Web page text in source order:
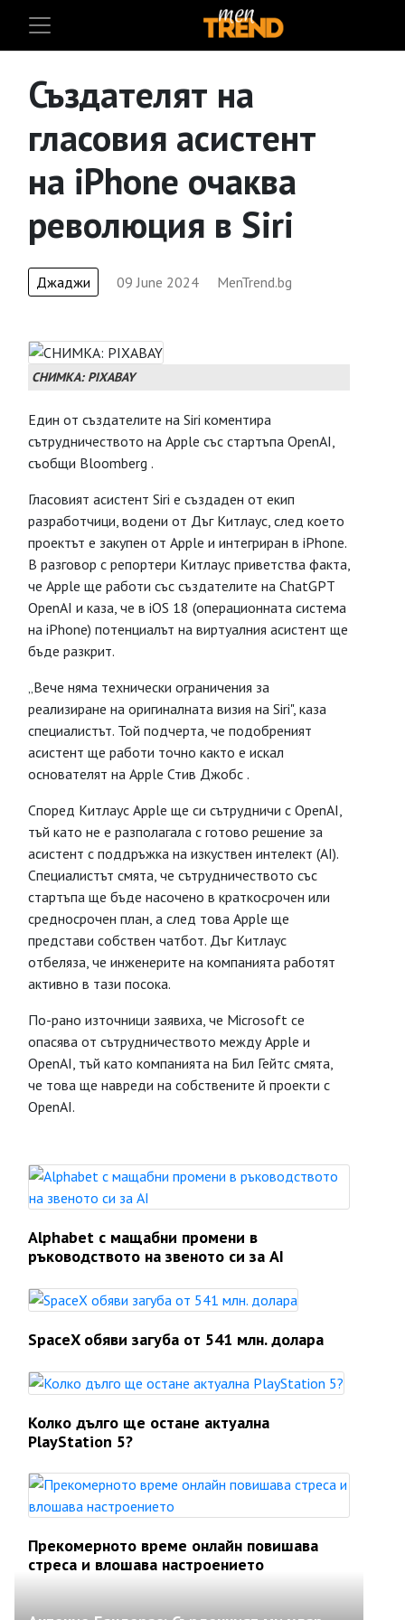
Създателят на
гласовия асистент
на iPhone очаква
революция в Siri
Джаджи 09 June 2024 MenTrend.bg
СНИМКА: PIXABAY
Един от създателите на Siri коментира
сътрудничеството на Apple със стартъпа OpenAI,
съобщи Bloomberg .
Гласовият асистент Siri е създаден от екип
разработчици, водени от Дъг Китлаус, след което
проектът е закупен от Apple и интегриран в iPhone.
В разговор с репортери Китлаус приветства факта,
че Apple ще работи със създателите на ChatGPT
OpenAI и каза, че в iOS 18 (операционната система
на iPhone) потенциалът на виртуалния асистент ще
бъде разкрит.
„Вече няма технически ограничения за
реализиране на оригиналната визия на Siri", каза
специалистът. Той подчерта, че подобреният
асистент ще работи точно както е искал
основателят на Apple Стив Джобс .
Според Китлаус Apple ще си сътрудничи с OpenAI,
тъй като не е разполагала с готово решение за
асистент с поддръжка на изкуствен интелект (AI).
Специалистът смята, че сътрудничеството със
стартъпа ще бъде насочено в краткосрочен или
средносрочен план, а след това Apple ще
представи собствен чатбот. Дъг Китлаус
отбеляза, че инженерите на компанията работят
активно в тази посока.
По-рано източници заявиха, че Microsoft се
опасява от сътрудничеството между Apple и
OpenAI, тъй като компанията на Бил Гейтс смята,
че това ще навреди на собствените й проекти с
OpenAI.
Alphabet с мащабни промени в
ръководството на звеното си за AI
SpaceX обяви загуба от 541 млн. долара
Колко дълго ще остане актуална
PlayStation 5?
Прекомерното време онлайн повишава
стреса и влошава настроението